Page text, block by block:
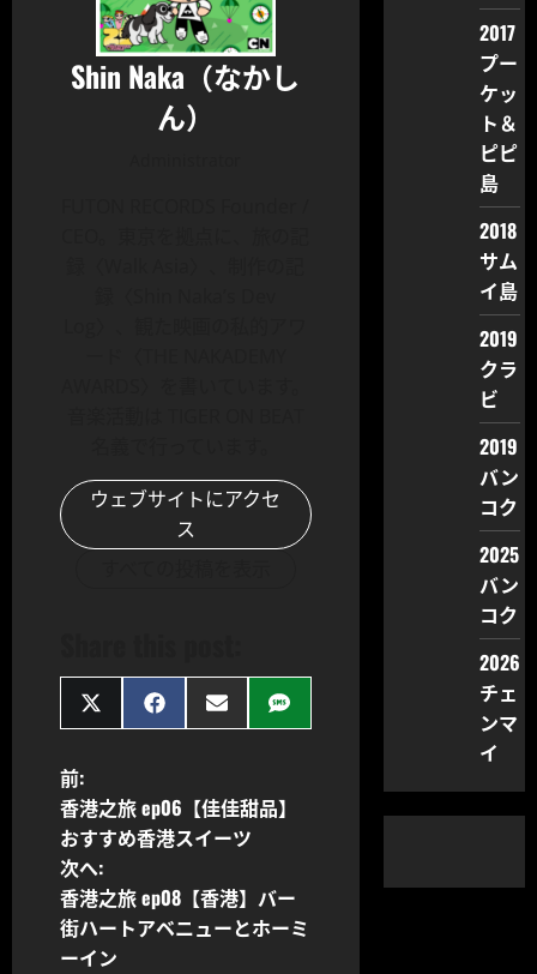
Shin Naka（なかし
ん）
ウェブサイトにアクセ
ス
Share
on
Share
on
Share
on
Share
on
投
稿
ナ
ビ
前:
香港之旅 ep06【佳佳甜品】
おすすめ香港スイーツ
次へ:
香港之旅 ep08【香港】バー
街ハートアベニューとホーミ
ーイン
2017
プー
ケッ
ト＆
ピピ
島
2018
サム
イ島
2019
クラ
ビ
2019
バン
コク
2025
バン
コク
2026
チェ
ンマ
イ